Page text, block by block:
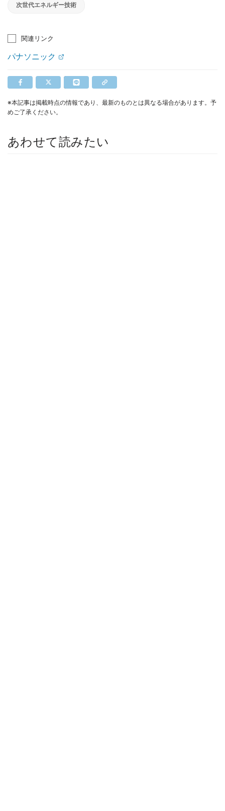
次世代エネルギー技術
関連リンク
パナソニック
※本記事は掲載時点の情報であり、最新のものとは異なる場合があります。予
めご了承ください。
あわせて読みたい